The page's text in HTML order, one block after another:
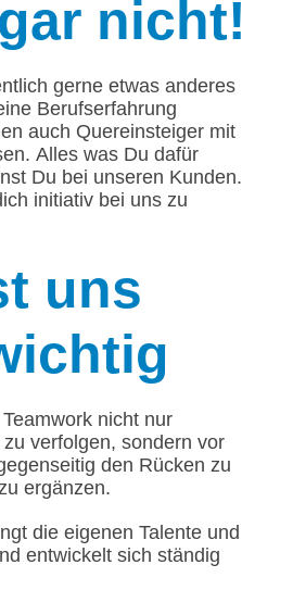
nicht!
gerne etwas anderes
Berufserfahrung
auch Quereinsteiger mit
Alles was Du dafür
Du bei unseren Kunden.
initiativ bei uns zu
uns
nicht nur
verfolgen, sondern vor
den Rücken zu
ergänzen.
die eigenen Talente und
entwickelt sich ständig